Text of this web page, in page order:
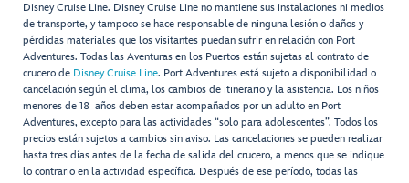
Disney Cruise Line. Disney Cruise Line no mantiene sus instalaciones ni medios
de transporte, y tampoco se hace responsable de ninguna lesión o daños y
pérdidas materiales que los visitantes puedan sufrir en relación con Port
Adventures. Todas las Aventuras en los Puertos están sujetas al contrato de
crucero de Disney Cruise Line. Port Adventures está sujeto a disponibilidad o
cancelación según el clima, los cambios de itinerario y la asistencia. Los niños
menores de 18 años deben estar acompañados por un adulto en Port
Adventures, excepto para las actividades “solo para adolescentes”. Todos los
precios están sujetos a cambios sin aviso. Las cancelaciones se pueden realizar
hasta tres días antes de la fecha de salida del crucero, a menos que se indique
lo contrario en la actividad específica. Después de ese período, todas las